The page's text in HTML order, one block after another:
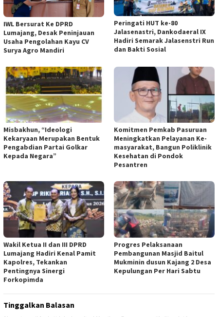
IWL Bersurat Ke DPRD
Lumajang, Desak Peninjauan
Usaha Pengolahan Kayu CV
Surya Agro Mandiri
Peringati HUT ke-80
Jalasenastri, Dankodaeral IX
Hadiri Semarak Jalasenstri Run
dan Bakti Sosial
Misbakhun, “Ideologi
Kekaryaan Merupakan Bentuk
Pengabdian Partai Golkar
Kepada Negara”
Komitmen Pemkab Pasuruan
Meningkatkan Pelayanan Ke-
masyarakat, Bangun Poliklinik
Kesehatan di Pondok
Pesantren
Wakil Ketua II dan III DPRD
Lumajang Hadiri Kenal Pamit
Kapolres, Tekankan
Pentingnya Sinergi
Forkopimda
Progres Pelaksanaan
Pembangunan Masjid Baitul
Mukminin dusun Kajang 2 Desa
Kepulungan Per Hari Sabtu
Tinggalkan Balasan